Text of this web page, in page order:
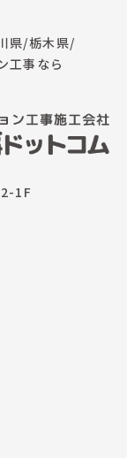
県/栃木県/
工事なら
1F